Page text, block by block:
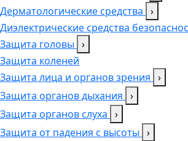
Дерматологические средства ›
Диэлектрические средства
Защита головы ›
Защита коленей
Защита лица и органов зрения ›
Защита органов дыхания ›
Защита органов слуха ›
Защита от падения с высоты ›